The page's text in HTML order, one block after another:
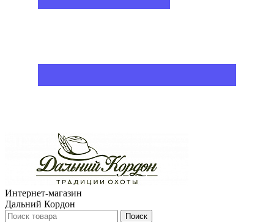
Интернет-магазин
Дальний Кордон
Поиск